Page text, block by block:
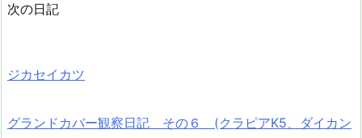
次の日記
ジカセイカツ
グランドカバー観察日記 その６ (クラピアK5、ダイカン